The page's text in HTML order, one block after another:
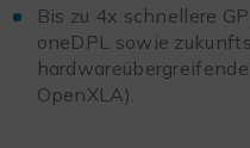
Bis zu 4x schnellere
oneDPL sowie
OpenXLA).